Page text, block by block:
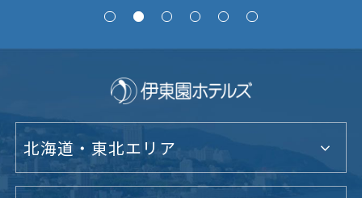
北海道・東北エリア